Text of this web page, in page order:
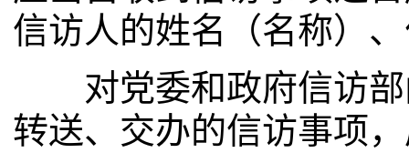
信访人的姓名（名称）
对党委和政府信访部
转送、交办的信访事项